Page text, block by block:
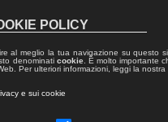
con noi
POLICY
al meglio la tua navigazione su questo
denominati cookie. È molto importante
Per ulteriori informazioni, leggi la nostra
e sui cookie